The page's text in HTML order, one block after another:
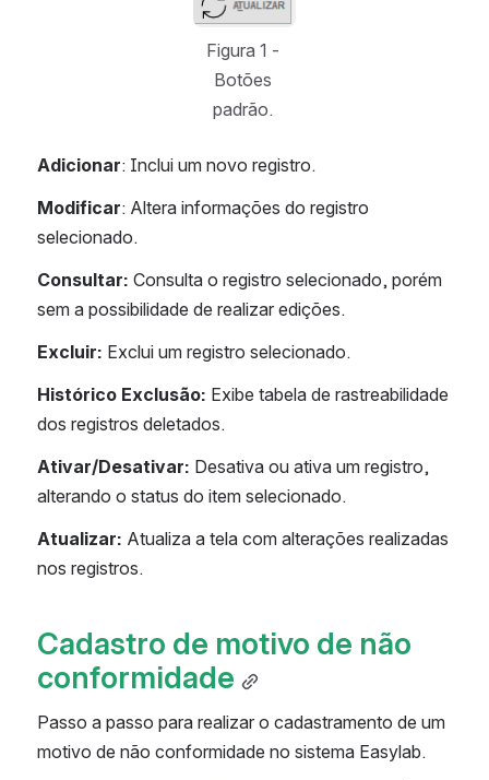
Figura 1 -
Botões
padrão.
Adicionar: Inclui um novo registro.
Modificar: Altera informações do registro
selecionado.
Consultar: Consulta o registro selecionado, porém
sem a possibilidade de realizar edições.
Excluir: Exclui um registro selecionado.
Histórico Exclusão: Exibe tabela de rastreabilidade
dos registros deletados.
Ativar/Desativar: Desativa ou ativa um registro,
alterando o status do item selecionado.
Atualizar: Atualiza a tela com alterações realizadas
nos registros.
Cadastro de motivo de não
conformidade
Passo a passo para realizar o cadastramento de um
motivo de não conformidade no sistema Easylab.